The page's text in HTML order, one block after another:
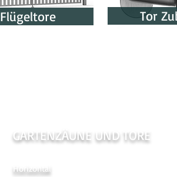
Flügeltore Tor
GARTENZÄUNE UND TORE
Horizontal